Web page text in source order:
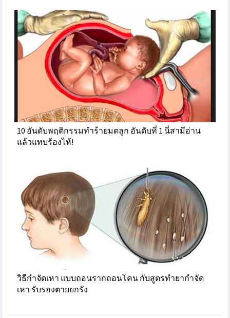
10 อันดับพฤติกรรมทำร้ายมดลูก อันดับที่ 1 นี่สามีอ่าน
แล้วแทบร้องไห้!
วิธีกำจัดเหา แบบถอนรากถอนโคน กับสูตรทำยากำจัด
เหา รับรองตายยกรัง